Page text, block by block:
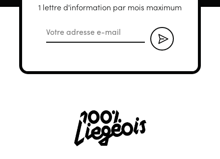
1 lettre d'information par mois maximum